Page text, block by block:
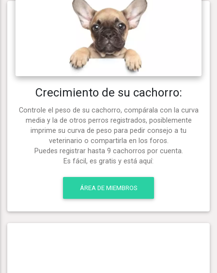
Crecimiento de su cachorro:
Controle el peso de su cachorro, compárala con la curva
media y la de otros perros registrados, posiblemente
imprime su curva de peso para pedir consejo a tu
veterinario o compartirla en los foros.
Puedes registrar hasta 9 cachorros por cuenta.
Es fácil, es gratis y está aquí:
ÁREA DE MIEMBROS